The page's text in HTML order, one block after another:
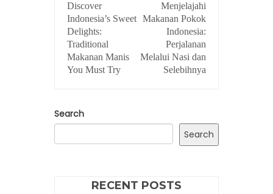
NAVIGATION
Discover
Indonesia’s Sweet
Delights:
Traditional
Makanan Manis
You Must Try
Menjelajahi
Makanan Pokok
Indonesia:
Perjalanan
Melalui Nasi dan
Selebihnya
Search
Search
RECENT POSTS